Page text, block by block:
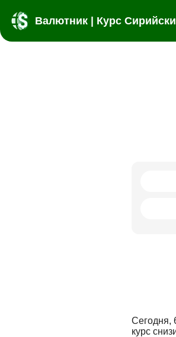
Валютник | Курс
Сегодня,
курс